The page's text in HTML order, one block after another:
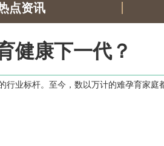
点资讯
健康下一代？
业标杆。至今，数以万计的难孕育家庭